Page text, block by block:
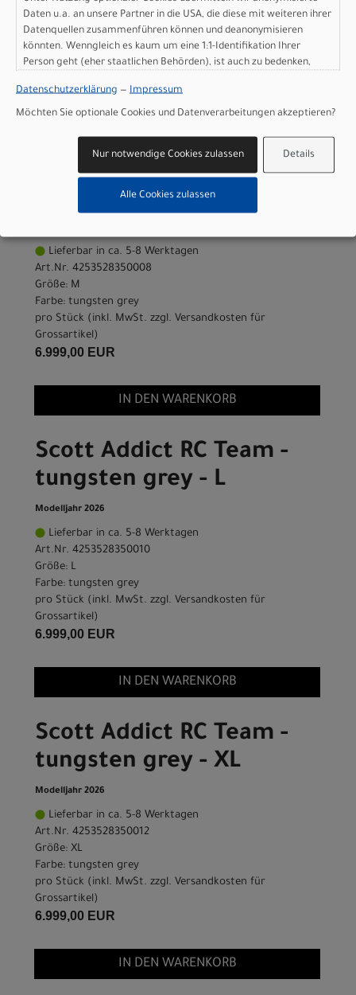
Größe: XS
Farbe: tungsten grey
pro Stück (inkl. MwSt. zzgl.
Versandkosten für
Grossartikel)
6.999,00 EUR
IN DEN WARENKORB
Scott Addict RC Team -
tungsten grey - M
Lieferbar in ca. 5-8 Werktagen
Art.Nr. 4253528350008
Größe: M
Farbe: tungsten grey
pro Stück (inkl. MwSt. zzgl. Versandkosten für
Grossartikel)
6.999,00 EUR
IN DEN WARENKORB
Scott Addict RC Team -
tungsten grey - L
Modelljahr 2026
Lieferbar in ca. 5-8 Werktagen
Art.Nr. 4253528350010
Größe: L
Farbe: tungsten grey
pro Stück (inkl. MwSt. zzgl. Versandkosten für
Grossartikel)
6.999,00 EUR
IN DEN WARENKORB
Scott Addict RC Team -
tungsten grey - XL
Modelljahr 2026
Lieferbar in ca. 5-8 Werktagen
Art.Nr. 4253528350012
Größe: XL
Farbe: tungsten grey
pro Stück (inkl. MwSt. zzgl. Versandkosten für
Grossartikel)
6.999,00 EUR
IN DEN WARENKORB
Daten u.a. an unsere Partner in die USA, die diese mit weiteren ihrer
Datenquellen zusammenführen können und deanonymisieren
könnten. Wenngleich es kaum um eine 1:1-Identifikation Ihrer
Person geht (eher staatlichen Behörden), ist auch zu bedenken,
sind wie bei uns in der Europäischen Union.
Datenschutzerklärung — Impressum
Möchten Sie optionale Cookies und Datenverarbeitungen akzeptieren?
Details
Nur notwendige Cookies zulassen
Alle Cookies zulassen